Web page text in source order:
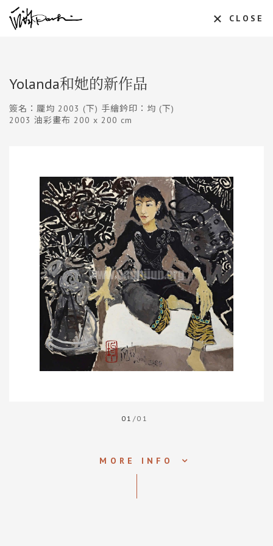
CLOSE
Yolanda和她的新作品
簽名：龎均 2003 (下) 手繪鈐印：均 (下)
2003 油彩畫布 200 x 200 cm
01 /01
MORE INFO